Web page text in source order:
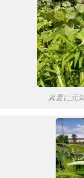
真夏に元